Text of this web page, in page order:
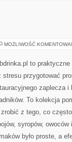
MOŻLIWOŚĆ
to
stresu przygotować
zaplecza
To kolekcja
z tego, co
syropów,
było proste, a